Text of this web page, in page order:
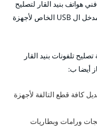
هواتف بنيد القار لتصليح
وصيانة كافة أجهزة الايفون الحديثة وتصليح كيبل الشحن ومدخل ال USB الخاص لأجهزة
تلفونات بنيد القار
أيضا ب:
كافة قطع التالفة لأجهزة
ورامات وبطاريات